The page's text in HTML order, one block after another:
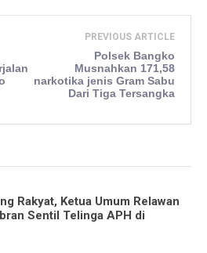
PREVIOUS ARTICLE
Polsek Bangko
Musnahkan 171,58
narkotika jenis Gram Sabu
Dari Tiga Tersangka
Rakyat, Ketua Umum Relawan
Sentil Telinga APH di